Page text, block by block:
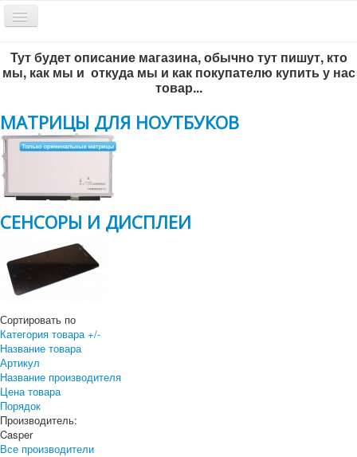
Включить/
выключить
Обратный звонок
Всё по-честному
+7 383-299-65-46
Тут будет описание магазина, обычно тут пишут, кто
мы, как мы и откуда мы и как покупателю купить у нас
товар...
МАТРИЦЫ ДЛЯ НОУТБУКОВ
СЕНСОРЫ И ДИСПЛЕИ
Сортировать по
Категория товара +/-
Название товара
Артикул
Название производителя
Цена товара
Порядок
Производитель:
Casper
Все производители